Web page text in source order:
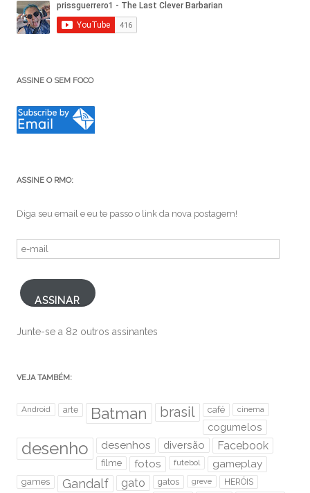
ASSINE O SEM FOCO
ASSINE O RMO:
Diga seu email e eu te passo o link da nova postagem!
e-
mail
ASSINAR
Junte-se a 82 outros assinantes
VEJA TAMBÉM:
Android arte Batman brasil café cinema
cogumelos
desenho desenhos diversão Facebook
filme fotos futebol gameplay
games Gandalf gato gatos greve HERÓIS